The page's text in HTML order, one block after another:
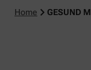
Home GESUND